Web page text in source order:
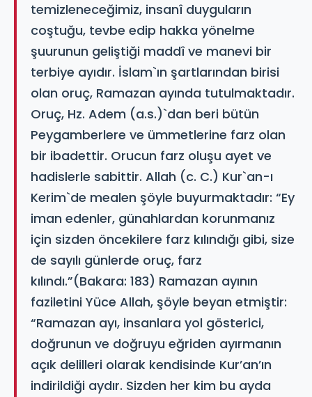
temizleneceğimiz, insanî duyguların
coştuğu, tevbe edip hakka yönelme
şuurunun geliştiği maddî ve manevi bir
terbiye ayıdır. İslam`ın şartlarından birisi
olan oruç, Ramazan ayında tutulmaktadır.
Oruç, Hz. Adem (a.s.)`dan beri bütün
Peygamberlere ve ümmetlerine farz olan
bir ibadettir. Orucun farz oluşu ayet ve
hadislerle sabittir. Allah (c. C.) Kur`an-ı
Kerim`de mealen şöyle buyurmaktadır: “Ey
iman edenler, günahlardan korunmanız
için sizden öncekilere farz kılındığı gibi, size
de sayılı günlerde oruç, farz
kılındı.”(Bakara: 183) Ramazan ayının
faziletini Yüce Allah, şöyle beyan etmiştir:
“Ramazan ayı, insanlara yol gösterici,
doğrunun ve doğruyu eğriden ayırmanın
açık delilleri olarak kendisinde Kur’an’ın
indirildiği aydır. Sizden her kim bu ayda